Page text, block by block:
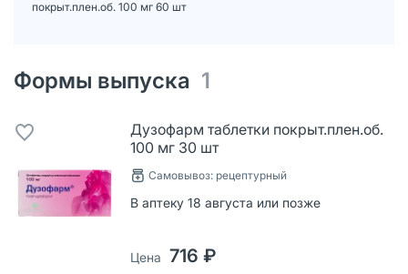
покрыт.плен.об. 100 мг 60 шт
Формы выпуска 1
Дузофарм таблетки покрыт.плен.об.
100 мг 30 шт
Самовывоз: рецептурный
В аптеку 18 августа или позже
Цена 716 ₽